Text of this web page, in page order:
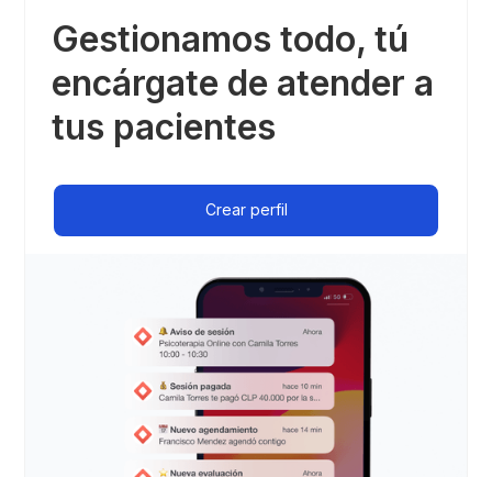
Gestionamos todo, tú
encárgate de atender a
tus pacientes
Crear perfil